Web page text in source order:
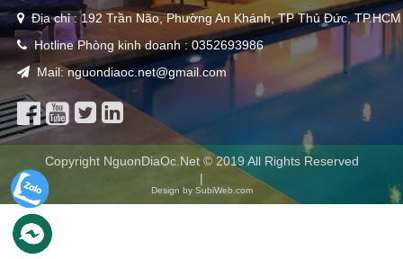
Địa chỉ : 192 Trần Não, Phường An Khánh, TP Thủ Đức, TP.HCM
Hotline Phòng kinh doanh : 0352693986
Mail: nguondiaoc.net@gmail.com
Copyright NguonDiaOc.Net © 2019 All Rights Reserved
|
Design by SubiWeb.com